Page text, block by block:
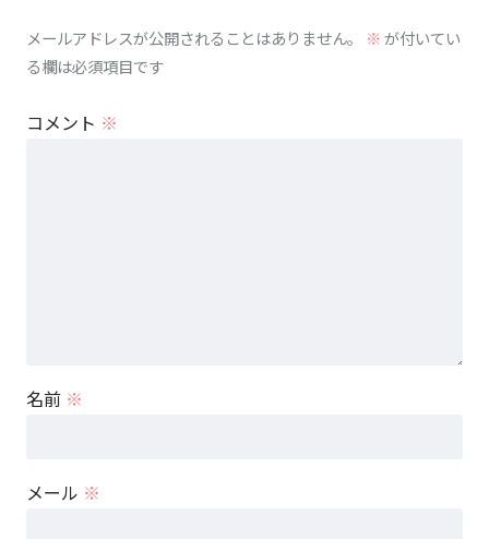
メールアドレスが公開されることはありません。 ※が付いてい
る欄は必須項目です
コメント ※
名前 ※
メール ※